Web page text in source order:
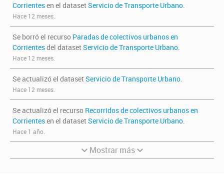
Corrientesen el dataset Servicio de Transporte Urbano.
Hace 12 meses.
Se borró el recurso Paradas de colectivos urbanos en
Corrientesdel dataset Servicio de Transporte Urbano.
Hace 12 meses.
Se actualizó el dataset Servicio de Transporte Urbano.
Hace 12 meses.
Se actualizó el recurso Recorridos de colectivos urbanos en
Corrientesen el dataset Servicio de Transporte Urbano.
Hace 1 año.
Mostrar más